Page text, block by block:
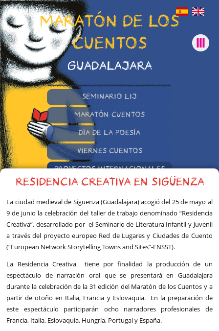
MARATÓN DE LOS
CUENTOS
GUADALAJARA
SEMINARIO LIJ
MARATÓN CUENTOS
DÍA DE LA POESÍA
VIERNES CUENTOS
PROYECTOS INTERNACIONALES
OTRAS INICIATIVAS
RESIDENCIA CREATIVA EN SIGÜENZA
La ciudad medieval de Sigüenza (Guadalajara) acogió del 25 de mayo al
9 de junio la celebración del taller de trabajo denominado “Residencia
Creativa”, desarrollado por el Seminario de Literatura Infantil y Juvenil
a través del proyecto europeo Red de Lugares y Ciudades de Cuento
(“European Network Storytelling Towns and Sites”-ENSST).
La Residencia Creativa tiene por finalidad la producción de un
espectáculo de narración oral que se presentará en Guadalajara
durante la celebración de la 31 edición del Maratón de los Cuentos y a
partir de otoño en Italia, Francia y Eslovaquia. En la preparación de
este espectáculo participarán ocho narradores profesionales de
Francia, Italia, Eslovaquia, Hungría, Portugal y España.